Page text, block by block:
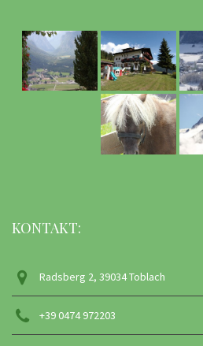
KONTAKT:
Radsberg 2, 39034 Toblach
+39 0474 972203